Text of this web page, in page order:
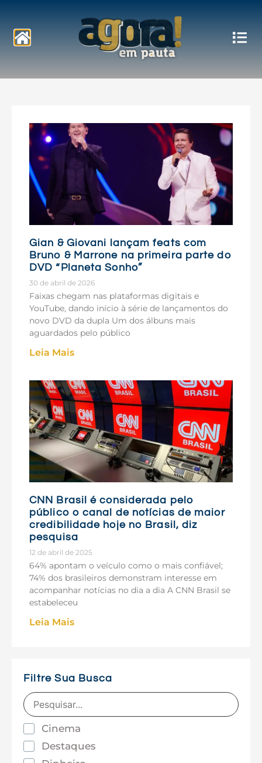
Notícias
Gian & Giovani lançam feats com
Bruno & Marrone na primeira parte do
DVD “Planeta Sonho”
30 de abril de 2026
Faixas chegam nas plataformas digitais e
YouTube, dando início à série de lançamentos do
novo DVD da dupla Um dos álbuns mais
aguardados pelo público
Leia Mais
CNN Brasil é considerada pelo
público o canal de notícias de maior
credibilidade hoje no Brasil, diz
pesquisa
12 de abril de 2025
64% apontam o veículo como o mais confiável;
74% dos brasileiros demonstram interesse em
acompanhar notícias no dia a dia A CNN Brasil se
estabeleceu
Leia Mais
Filtre Sua Busca
Cinema
Destaques